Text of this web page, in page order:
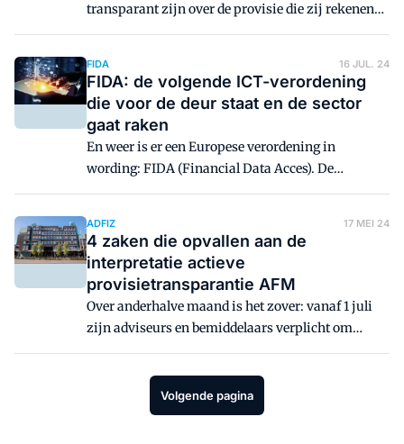
transparant zijn over de provisie die zij rekenen
en welke dienstverlening daar tegenover staat.
steeds meer verzekeraars deze provisie op de
offerte zetten. "Primair is het aan de adviseur of de
bemiddelaar om dit kenbaar te maken."
FIDA 16 JUL. 24
FIDA: de volgende ICT-verordening
die voor de deur staat en de sector
gaat raken
En weer is er een Europese verordening in
wording: FIDA (Financial Data Acces). De
bedoeling van de verordening is dat consumenten
financiële instellingen. Slimme financiële
dienstverleners kunnen met FIDA ook nieuwe
verdienmodellen ontwikkelen.
ADFIZ 17 MEI 24
4 zaken die opvallen aan de
interpretatie actieve
provisietransparantie AFM
Over anderhalve maand is het zover: vanaf 1 juli
zijn adviseurs en bemiddelaars verplicht om
klanten actief te informeren over de afsluit- en
schadeverzekeringen. De AFM heeft nu haar visie
op deze nieuwe regelgeving gepubliceerd. Vier
Volgende pagina